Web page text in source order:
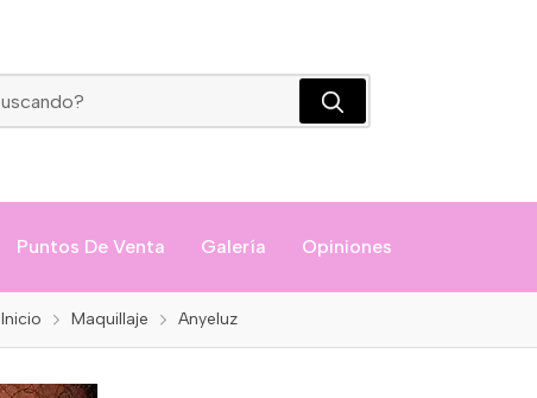
Puntos De Venta Galería Opiniones
Inicio Maquillaje Anyeluz